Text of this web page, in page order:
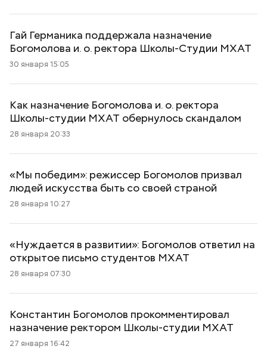
Гай Германика поддержала назначение
Богомолова и. о. ректора Школы-Студии МХАТ
30 января 15:05
Как назначение Богомолова и. о. ректора
Школы-студии МХАТ обернулось скандалом
28 января 20:33
«Мы победим»: режиссер Богомолов призвал
людей искусства быть со своей страной
28 января 10:27
«Нуждается в развитии»: Богомолов ответил на
открытое письмо студентов МХАТ
28 января 07:30
Константин Богомолов прокомментировал
назначение ректором Школы-студии МХАТ
27 января 16:42